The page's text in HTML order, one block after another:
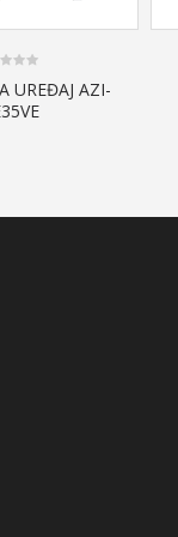
UREĐAJ AZI-